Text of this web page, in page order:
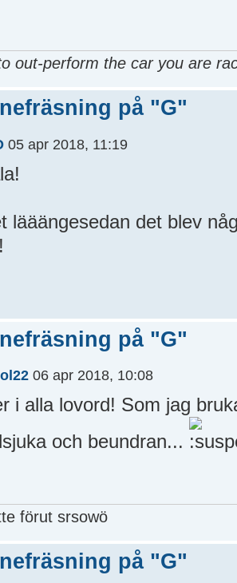
out-perform the car you are
på "G"
05 apr 2018, 11:19
lääängesedan det blev
på "G"
06 apr 2018, 10:08
i alla lovord! Som jag
och beundran...
förut srsowö
på "G"